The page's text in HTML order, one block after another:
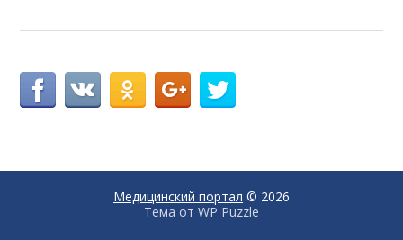
Медицинский портал © 2026
Тема от WP Puzzle